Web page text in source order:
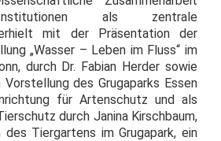
als zentrale
mit der Präsentation der
„Wasser – Leben im Fluss“ im
durch Dr. Fabian Herder sowie
des Grugaparks Essen
für Artenschutz und als
durch Janina Kirschbaum,
Tiergartens im Grugapark, ein